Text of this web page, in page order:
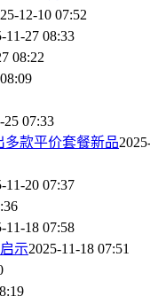
12-10 07:52
11-27 08:33
08:22
25 07:33
多款平价套餐新品
11-20 07:37
11-18 07:58
示2025-11-18 07:51